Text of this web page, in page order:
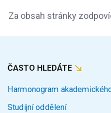
Za obsah stránky
ČASTO HLEDÁTE
Harmonogram
Studijní oddělení